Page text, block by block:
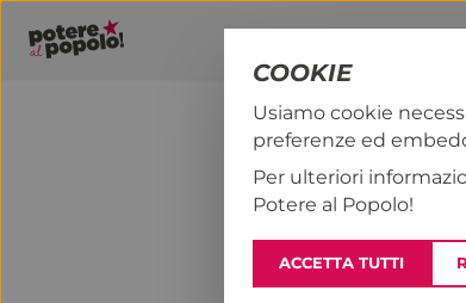
PAP!
COOKIE
Usiamo cookie
preferenze ed
Per ulteriori
Potere al Popolo!
ACCETTA TUTTI